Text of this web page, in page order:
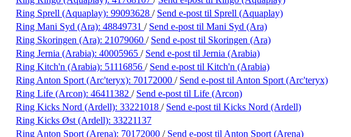
Ring Sprell (Aquaplay): 99093628 / Send e-post til Sprell (Aquaplay)
Ring Mani Syd (Ara): 48849731 / Send e-post til Mani Syd (Ara)
Ring Skoringen (Ara): 21079060 / Send e-post til Skoringen (Ara)
Ring Jernia (Arabia): 40005965 / Send e-post til Jernia (Arabia)
Ring Kitch'n (Arabia): 51116856 / Send e-post til Kitch'n (Arabia)
Ring Anton Sport (Arc'teryx): 70172000 / Send e-post til Anton Sport (Arc'teryx)
Ring Life (Arcon): 46411382 / Send e-post til Life (Arcon)
Ring Kicks Nord (Ardell): 33221018 / Send e-post til Kicks Nord (Ardell)
Ring Kicks Øst (Ardell): 33221137
Ring Anton Sport (Arena): 70172000 / Send e-post til Anton Sport (Arena)